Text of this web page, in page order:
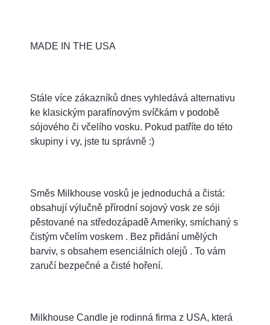
MADE IN THE USA
Stále více zákazníků dnes vyhledává alternativu
ke klasickým parafínovým svíčkám v podobě
sójového či včelího vosku. Pokud patříte do této
skupiny i vy, jste tu správně :)
Směs Milkhouse vosků je jednoduchá a čistá:
obsahují výlučně přírodní sojový vosk ze sóji
pěstované na středozápadě Ameriky, smíchaný s
čistým včelím voskem . Bez přidání umělých
barviv, s obsahem esenciálních olejů . To vám
zaručí bezpečné a čisté hoření.
Milkhouse Candle je rodinná firma z USA, která